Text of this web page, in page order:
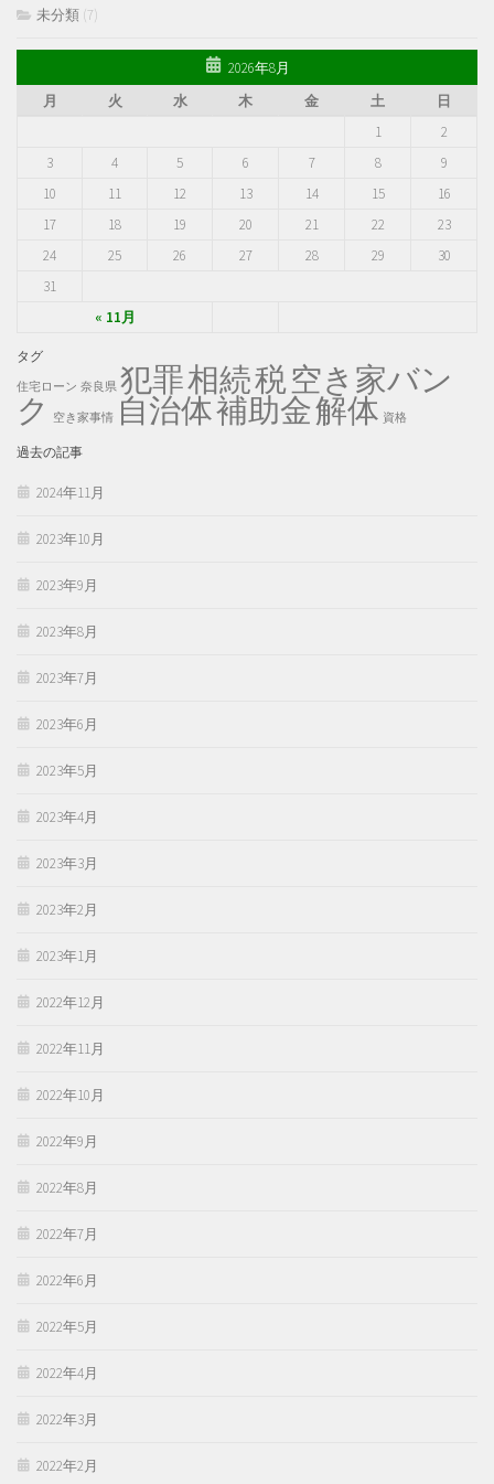
未分類 (7)
2026年8月
月
火 水 木 金 土 日
« 11月
1
2
3
4 5 6 7 8
9
10
11 12 13 14 15
16
17
18 19 20 21 22
23
24
25 26 27 28 29
30
31
タグ
住宅ローン 奈良県 犯罪相続税空き家バン
ク 空き家事情 自治体補助金解体 資格
過去の記事
2024年11月
2023年10月
2023年9月
2023年8月
2023年7月
2023年6月
2023年5月
2023年4月
2023年3月
2023年2月
2023年1月
2022年12月
2022年11月
2022年10月
2022年9月
2022年8月
2022年7月
2022年6月
2022年5月
2022年4月
2022年3月
2022年2月